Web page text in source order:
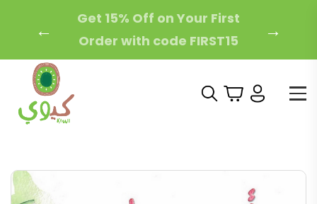
←
Free Local Shipping on
Orders Over 200 AED!
→